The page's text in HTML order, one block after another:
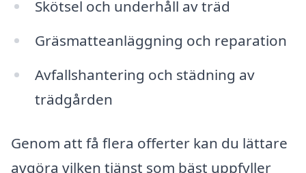
Skötsel och underhåll av träd
Gräsmatteanläggning och reparation
Avfallshantering och städning av
trädgården
Genom att få flera offerter kan du lättare
avgöra vilken tjänst som bäst uppfyller